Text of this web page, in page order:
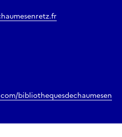
bibliothequesdechaumesen